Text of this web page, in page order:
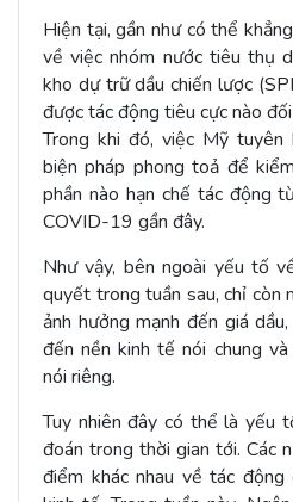
Hiện tại, gần như có thể
về việc nhóm nước tiêu thụ
kho dự trữ dầu chiến lược
được tác động tiêu cực nào
Trong khi đó, việc Mỹ
biện pháp phong toả để
phần nào hạn chế tác động
COVID-19 gần đây.
Như vậy, bên ngoài yếu tố
quyết trong tuần sau, chỉ còn
ảnh hưởng mạnh đến giá
đến nền kinh tế nói chung
nói riêng.
Tuy nhiên đây có thể là yếu
đoán trong thời gian tới. Các
điểm khác nhau về tác